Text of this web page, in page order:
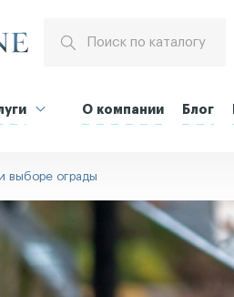
О компании Блог
выборе ограды